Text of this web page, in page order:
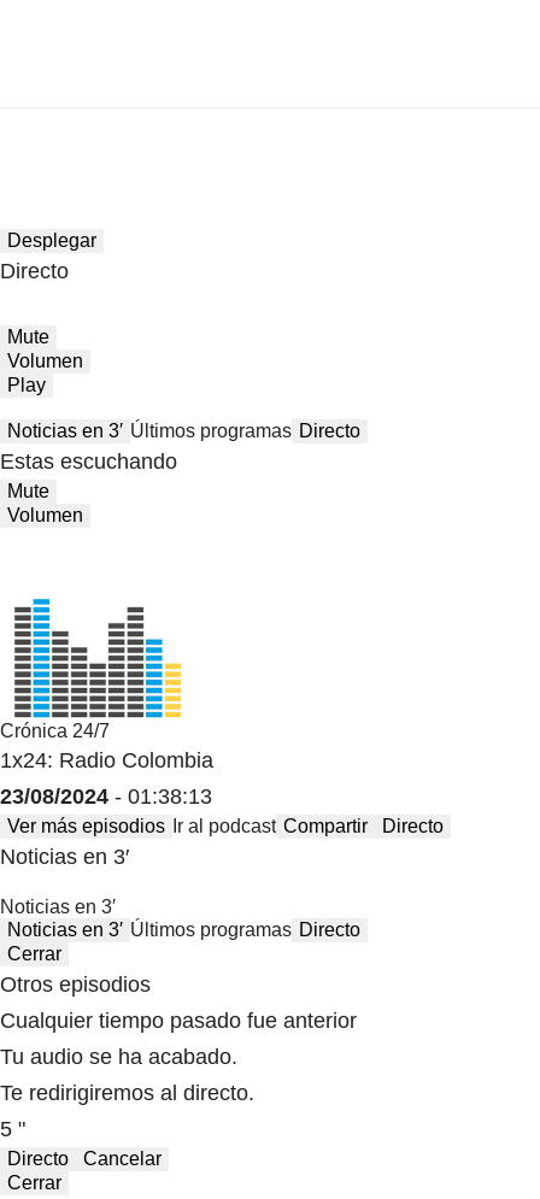
Desplegar
Directo
Mute
Volumen
Play
Noticias en 3′ Últimos programas Directo
Estas escuchando
Mute
Volumen
Crónica 24/7
1x24: Radio Colombia
23/08/2024 - 01:38:13
Ver más episodios Ir al podcast Compartir Directo
Noticias en 3′
Noticias en 3′
Noticias en 3′ Últimos programas Directo
Cerrar
Otros episodios
Cualquier tiempo pasado fue anterior
Tu audio se ha acabado.
Te redirigiremos al directo.
5 "
Directo
Cancelar
Cerrar